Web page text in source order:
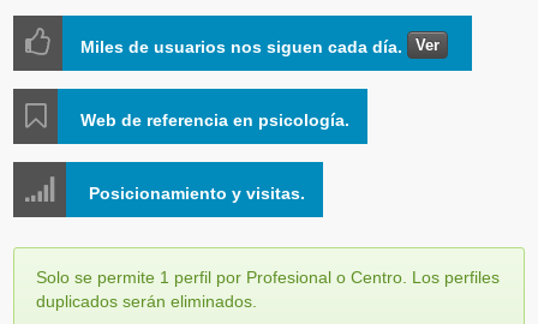
Miles de usuarios nos siguen cada día. Ver
Web de referencia en psicología.
Posicionamiento y visitas.
Solo se permite 1 perfil por Profesional o Centro. Los perfiles
duplicados serán eliminados.